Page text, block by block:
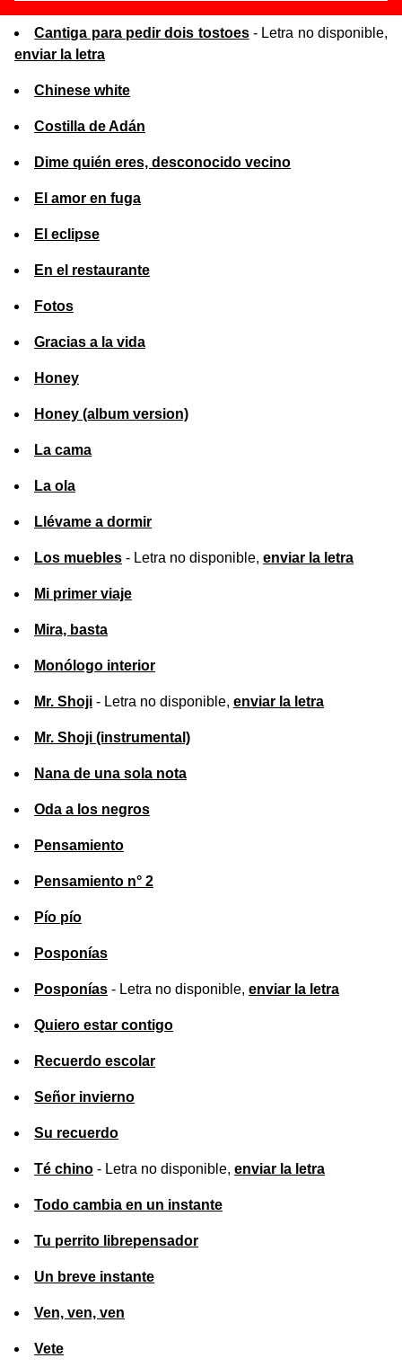
Cantiga para pedir dois tostoes- Letra no disponible,
enviar la letra
Chinese white
Costilla de Adán
Dime quién eres, desconocido vecino
El amor en fuga
El eclipse
En el restaurante
Fotos
Gracias a la vida
Honey
Honey (album version)
La cama
La ola
Llévame a dormir
Los muebles - Letra no disponible, enviar la letra
Mi primer viaje
Mira, basta
Monólogo interior
Mr. Shoji - Letra no disponible, enviar la letra
Mr. Shoji (instrumental)
Nana de una sola nota
Oda a los negros
Pensamiento
Pensamiento n° 2
Pío pío
Posponías
Posponías - Letra no disponible, enviar la letra
Quiero estar contigo
Recuerdo escolar
Señor invierno
Su recuerdo
Té chino - Letra no disponible, enviar la letra
Todo cambia en un instante
Tu perrito librepensador
Un breve instante
Ven, ven, ven
Vete